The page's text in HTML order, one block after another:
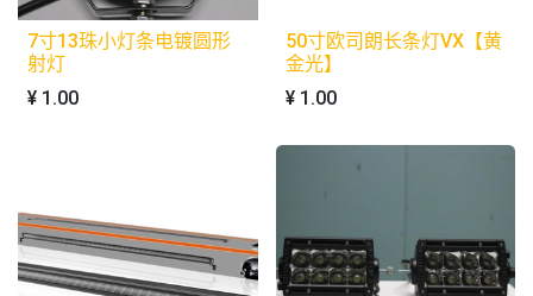
7寸13珠小灯条电镀圆形
射灯
¥ 1.00
50寸欧司朗长条灯VX【黄
金光】
¥ 1.00